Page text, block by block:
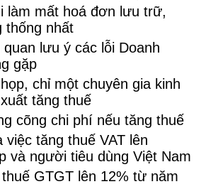
làm mất hoá đơn lưu trữ,
thống nhất
lưu ý các lỗi Doanh
gặp
chỉ một chuyên gia kinh
tăng thuế
cõng chi phí nếu tăng thuế
việc tăng thuế VAT lên
và người tiêu dùng Việt Nam
GTGT lên 12% từ năm